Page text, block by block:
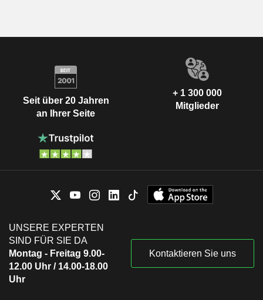
Seit über 20 Jahren
an Ihrer Seite
+ 1 300 000
Mitglieder
UNSERE EXPERTEN
SIND FÜR SIE DA
Montag - Freitag 9.00-
12.00 Uhr / 14.00-18.00
Uhr
Kontaktieren Sie uns